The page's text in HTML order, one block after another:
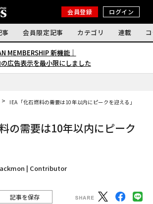
会員登録 ログイン
事 会員限定記事 カテゴリ 連載
MEMBERSHIP 新機能｜
広告表示を最小限にしました
IEA「化石燃料の需要は10年以内にピークを迎える」
の需要は10年以内にピーク
| Contributor
記事を保存